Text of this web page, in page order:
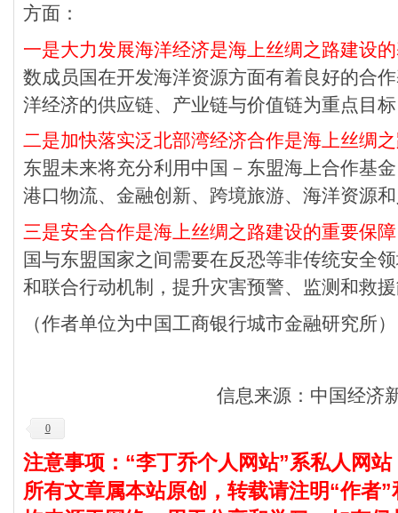
方面：
一是大力发展海洋经济是海上丝绸之路建设
数成员国在开发海洋资源方面有着良好的合
洋经济的供应链、产业链与价值链为重点目
二是加快落实泛北部湾经济合作是海上丝绸
东盟未来将充分利用中国－东盟海上合作基
港口物流、金融创新、跨境旅游、海洋资源
三是安全合作是海上丝绸之路建设的重要保
国与东盟国家之间需要在反恐等非传统安全
和联合行动机制，提升灾害预警、监测和救
（作者单位为中国工商银行城市金融研究所）
信息来源：中国经济
0
注意事项：“李丁乔个人网站”系私人网
所有文章属本站原创，转载请注明“作者